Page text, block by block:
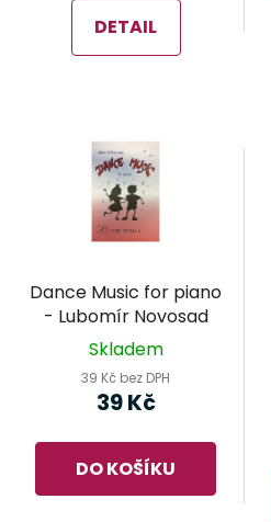
DETAIL
Dance Music for piano
- Lubomír Novosad
Skladem
39 Kč bez DPH
39 Kč
DO KOŠÍKU